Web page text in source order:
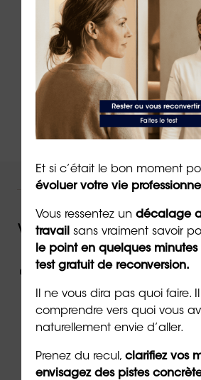
non -jugement,
Une méthode créée par un
psychologie,
Un organisme de formation
NOUS VOUS
Vous souhaitez être
votre reconversion
évolution
contactez
Et si c’était le bon moment
évoluer votre vie
Vous ressentez un décalage
travail sans vraiment savoir
le point en quelques minutes
test gratuit de reconversion.
Il ne vous dira pas quoi faire.
comprendre vers quoi vous
naturellement envie d’aller.
Prenez du recul, clarifiez vos
envisagez des pistes